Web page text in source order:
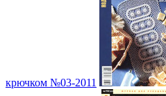
крючком №03-2011